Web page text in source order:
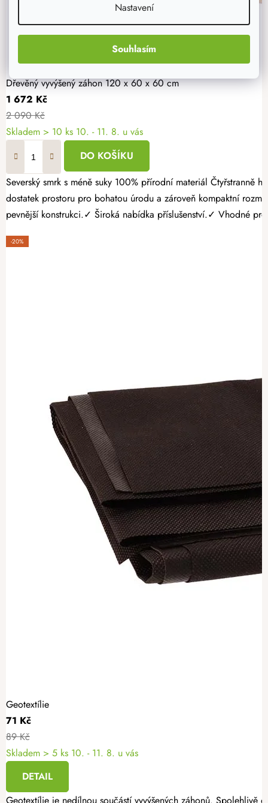
Nastavení
Souhlasím
Dřevěný vyvýšený záhon 120 x 60 x 60 cm
1 672 Kč
2 090 Kč
Skladem > 10 ks 10. - 11. 8. u vás
DO KOŠÍKU
Severský smrk s méně suky 100% přírodní materiál Čtyřstranně hoblovaný masiv Pěstujte vlastní zeleninu, bylinky nebo jahody jednoduše a s radostí. Dřevěný vyvýšený záhon 120 × 60 × 60 cm nabízí
dostatek prostoru pro bohatou úrodu a zároveň kompaktní
pevnější konstrukci.✓ Široká nabídka příslušenství.✓ Vhodné
-20%
Geotextílie
71 Kč
89 Kč
Skladem > 5 ks 10. - 11. 8. u vás
DETAIL